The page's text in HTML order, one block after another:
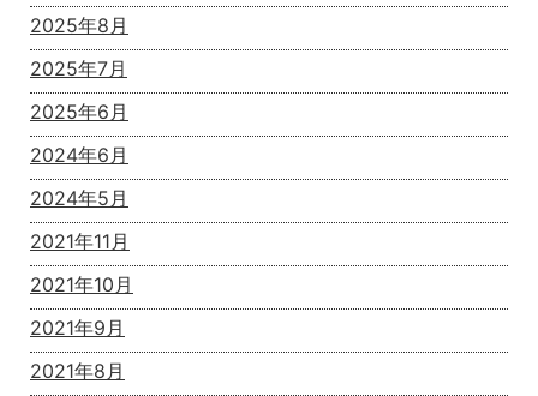
2025年8月
2025年7月
2025年6月
2024年6月
2024年5月
2021年11月
2021年10月
2021年9月
2021年8月